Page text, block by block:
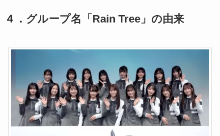
４．グループ名「Rain Tree」の由来